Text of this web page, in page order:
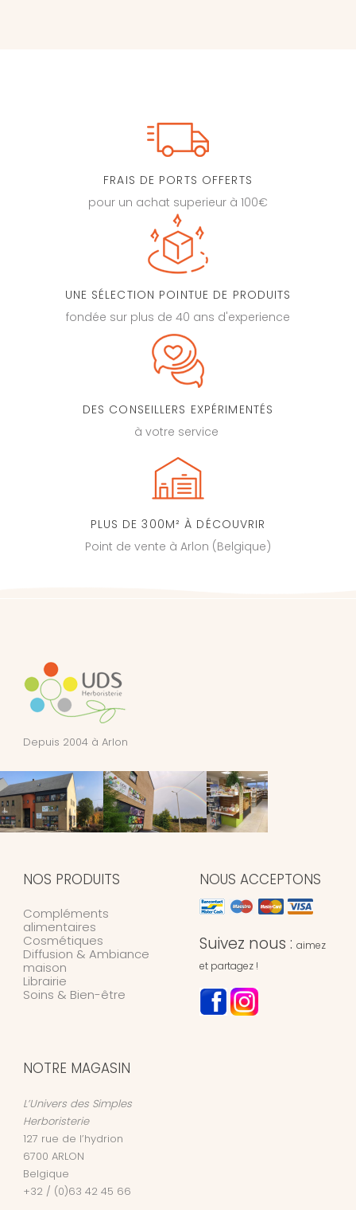
FRAIS DE PORTS OFFERTS
pour un achat superieur à 100€
UNE SÉLECTION POINTUE DE PRODUITS
fondée sur plus de 40 ans d'experience
DES CONSEILLERS EXPÉRIMENTÉS
à votre service
PLUS DE 300M² À DÉCOUVRIR
Point de vente à Arlon (Belgique)
Depuis 2004 à Arlon
NOS PRODUITS
Compléments
alimentaires
Cosmétiques
Diffusion & Ambiance
maison
Librairie
Soins & Bien-être
NOUS ACCEPTONS
Suivez nous : aimez
et partagez !
NOTRE MAGASIN
L’Univers des Simples
Herboristerie
127 rue de l’hydrion
6700 ARLON
Belgique
+32 / (0)63 42 45 66